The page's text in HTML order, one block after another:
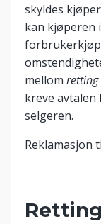
skyldes
kan kjøperen
mellom retting
kreve avtalen
selgeren.
Reklamasjon